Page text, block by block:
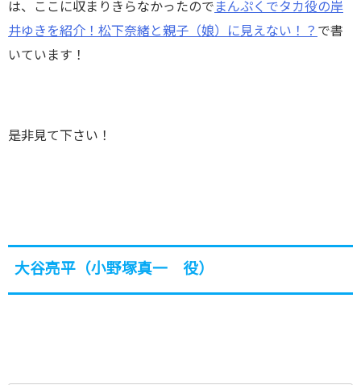
は、ここに収まりきらなかったので まんぷくでタカ役の岸
井ゆきを紹介！松下奈緒と親子（娘）に見えない！？ で書
いています！
是非見て下さい！
大谷亮平（小野塚真一 役）